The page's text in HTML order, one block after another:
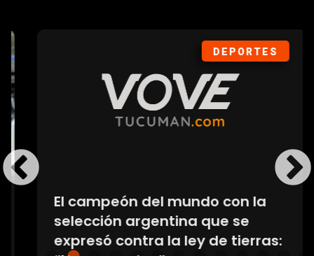
DEPORTES
El campeón del mundo con la
selección argentina que se
expresó contra la ley de tierras: